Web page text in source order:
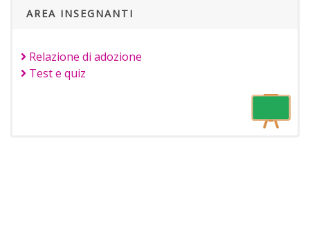
AREA INSEGNANTI
Relazione di adozione
Test e quiz